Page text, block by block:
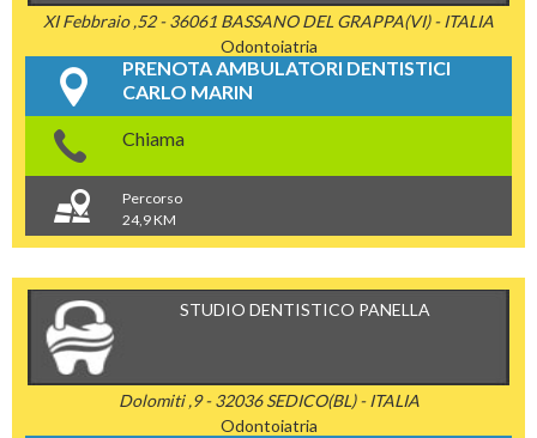
XI Febbraio ,52 - 36061 BASSANO DEL GRAPPA(VI) - ITALIA
Odontoiatria
PRENOTA AMBULATORI DENTISTICI
CARLO MARIN
Chiama
Percorso
24,9 KM
STUDIO DENTISTICO PANELLA
Dolomiti ,9 - 32036 SEDICO(BL) - ITALIA
Odontoiatria